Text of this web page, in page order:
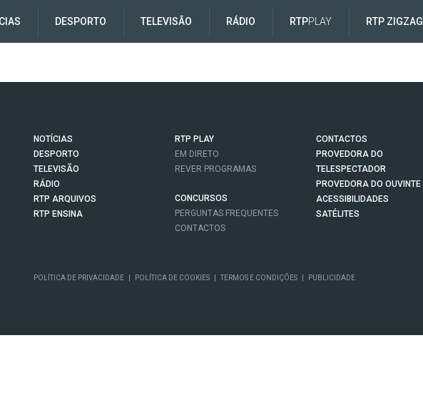
DESPORTO TELEVISÃO RÁDIO RTPPLAY RTP ZIGZAG
NOTÍCIAS
DESPORTO
TELEVISÃO
RÁDIO
RTP ARQUIVOS
RTP ENSINA
RTP PLAY
EM DIRETO
REVER PROGRAMAS
CONCURSOS
PERGUNTAS FREQUENTES
CONTACTOS
CONTACTOS
PROVEDORA DO
TELESPECTADOR
PROVEDORA DO OUVINTE
ACESSIBILIDADES
SATÉLITES
POLÍTICA DE PRIVACIDADE POLÍTICA DE COOKIES TERMOS E CONDIÇÕES PUBLICIDADE